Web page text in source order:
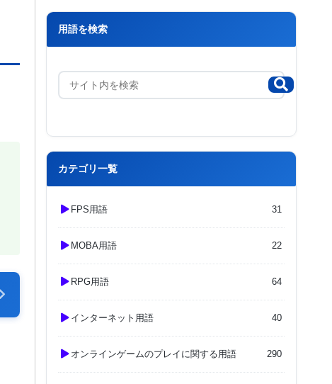
用語を検索
カテゴリ一覧
FPS用語 31
MOBA用語 22
RPG用語 64
インターネット用語 40
オンラインゲームのプレイに関する用語 290